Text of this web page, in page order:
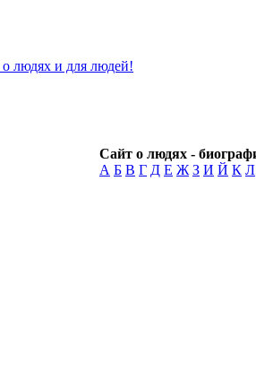
Сайт о людях -
А Б В Г Д Е Ж З И Й К Л